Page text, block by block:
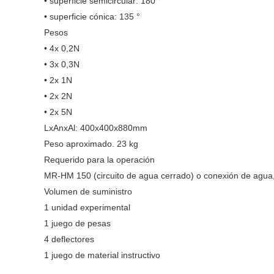
• superficie cónica: 135 °
Pesos
• 4x 0,2N
• 3x 0,3N
• 2x 1N
• 2x 2N
• 2x 5N
LxAnxAl: 400x400x880mm
Peso aproximado. 23 kg
Requerido para la operación
MR-HM 150 (circuito de agua cerrado) o conexión de
Volumen de suministro
1 unidad experimental
1 juego de pesas
4 deflectores
1 juego de material instructivo